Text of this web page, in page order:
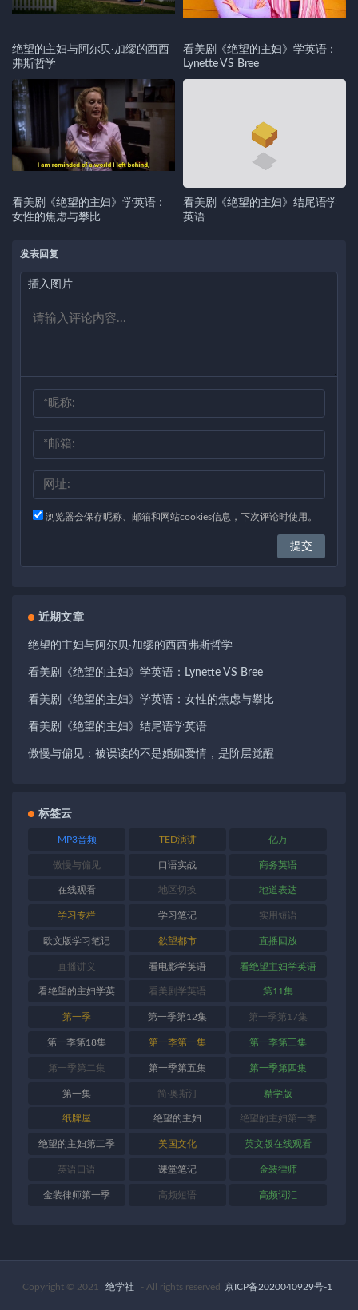
绝望的主妇与阿尔贝·加缪的西西
弗斯哲学
看美剧《绝望的主妇》学英语：
Lynette VS Bree
看美剧《绝望的主妇》学英语：
女性的焦虑与攀比
看美剧《绝望的主妇》结尾语学
英语
发表回复
插入图片
浏览器会保存昵称、邮箱和网站cookies信息，下次评论时使用。
近期文章
绝望的主妇与阿尔贝·加缪的西西弗斯哲学
看美剧《绝望的主妇》学英语：Lynette VS Bree
看美剧《绝望的主妇》学英语：女性的焦虑与攀比
看美剧《绝望的主妇》结尾语学英语
傲慢与偏见：被误读的不是婚姻爱情，是阶层觉醒
标签云
MP3音频 TED演讲 亿万
傲慢与偏见 口语实战 商务英语
在线观看 地区切换 地道表达
学习专栏 学习笔记 实用短语
欧文版学习笔记 欲望都市 直播回放
直播讲义 看电影学英语 看绝望主妇学英语
看绝望的主妇学英
语
看美剧学英语 第11集
第一季 第一季第12集 第一季第17集
第一季第18集 第一季第一集 第一季第三集
第一季第二集 第一季第五集 第一季第四集
第一集 简·奥斯汀 精学版
纸牌屋 绝望的主妇 绝望的主妇第一季
绝望的主妇第二季 美国文化 英文版在线观看
英语口语 课堂笔记 金装律师
金装律师第一季 高频短语 高频词汇
Copyright © 2021 绝学社 - All rights reserved 京ICP备2020040929号-1